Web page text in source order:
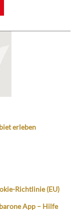
erleben
Richtlinie (EU)
App – Hilfe